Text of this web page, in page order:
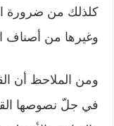
كلذلك من ضرورة
وغيرها من أصناف
ومن الملاحظ أن
في جلّ نصوصها